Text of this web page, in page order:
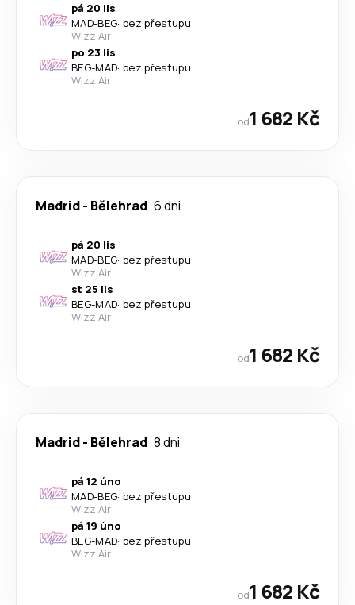
pá 20 lis
MAD-BEG· bez přestupu
Wizz Air
po 23 lis
BEG-MAD· bez přestupu
Wizz Air
od1 682 Kč
Madrid- Bělehrad 6 dni
pá 20 lis
MAD-BEG· bez přestupu
Wizz Air
st 25 lis
BEG-MAD· bez přestupu
Wizz Air
od1 682 Kč
Madrid- Bělehrad 8 dni
pá 12 úno
MAD-BEG· bez přestupu
Wizz Air
pá 19 úno
BEG-MAD· bez přestupu
Wizz Air
od1 682 Kč